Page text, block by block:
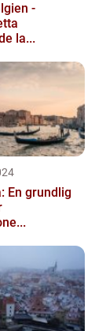
-
la...
En grundlig